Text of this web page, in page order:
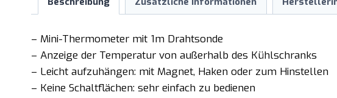
– Mini-Thermometer mit 1m Drahtsonde
– Anzeige der Temperatur von außerhalb des Kühlschranks
– Leicht aufzuhängen: mit Magnet, Haken oder zum Hinstellen
– Keine Schaltflächen: sehr einfach zu bedienen